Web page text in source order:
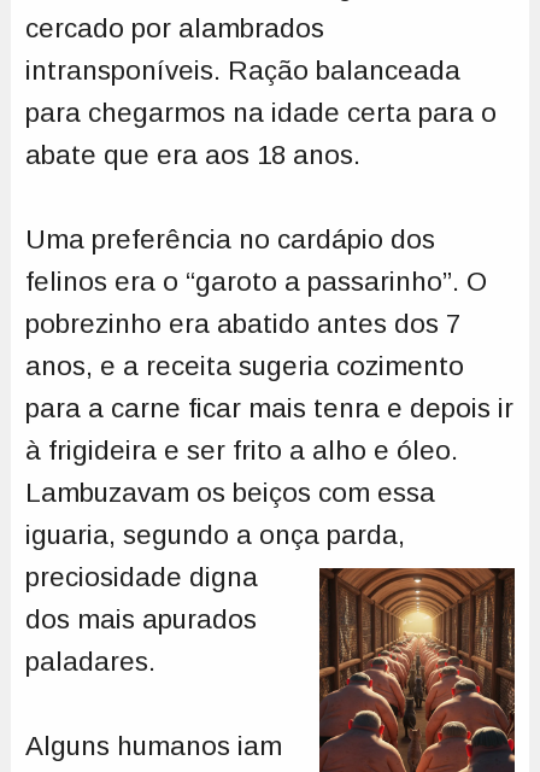
cercado por alambrados
intransponíveis. Ração balanceada
para chegarmos na idade certa para o
abate que era aos 18 anos.
Uma preferência no cardápio dos
felinos era o “garoto a passarinho”. O
pobrezinho era abatido antes dos 7
anos, e a receita sugeria cozimento
para a carne ficar mais tenra e depois ir
à frigideira e ser frito a alho e óleo.
Lambuzavam os beiços com essa
iguaria, segundo a onça parda,
preciosidade digna
dos mais apurados
paladares.
Alguns humanos iam